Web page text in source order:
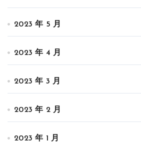
2023 年 5 月
2023 年 4 月
2023 年 3 月
2023 年 2 月
2023 年 1 月